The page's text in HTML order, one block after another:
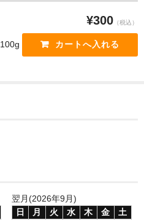
¥300 （税込）
100g
翌月(2026年9月)
日
月 火 水 木 金
土